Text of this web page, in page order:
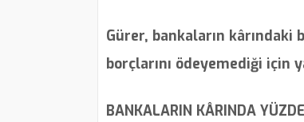
Gürer, bankaların
borçlarını ödeyemediği
BANKALARIN KÂRINDA